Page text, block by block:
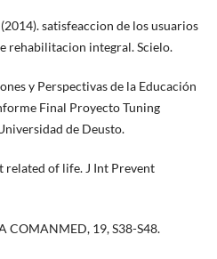
satisfeaccion de los usuarios
rehabilitacion integral. Scielo.
y Perspectivas de la Educación
Final Proyecto Tuning
de Deusto.
related of life. J Int Prevent
COMANMED, 19, S38-S48.